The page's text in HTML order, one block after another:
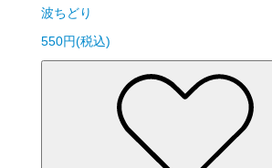
波ちどり
550円(税込)